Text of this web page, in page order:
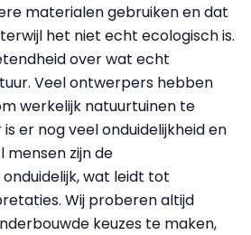
materialen gebruiken en dat
het niet echt ecologisch is.
over wat echt
Veel ontwerpers hebben
werkelijk natuurtuinen te
er nog veel onduidelijkheid en
mensen zijn de
wat leidt tot
Wij proberen altijd
keuzes te maken,